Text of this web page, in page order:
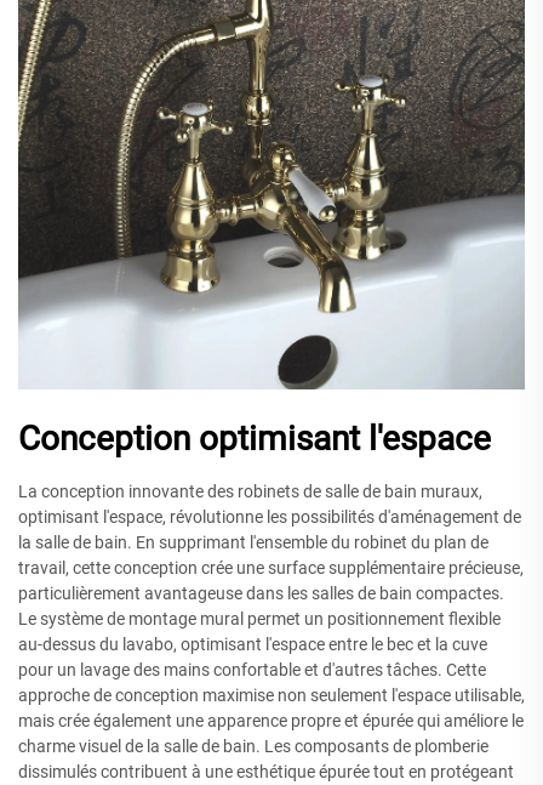
Conception optimisant l'espace
La conception innovante des robinets de salle de bain muraux,
optimisant l'espace, révolutionne les possibilités d'aménagement de
la salle de bain. En supprimant l'ensemble du robinet du plan de
travail, cette conception crée une surface supplémentaire précieuse,
particulièrement avantageuse dans les salles de bain compactes.
Le système de montage mural permet un positionnement flexible
au-dessus du lavabo, optimisant l'espace entre le bec et la cuve
pour un lavage des mains confortable et d'autres tâches. Cette
approche de conception maximise non seulement l'espace utilisable,
mais crée également une apparence propre et épurée qui améliore le
charme visuel de la salle de bain. Les composants de plomberie
dissimulés contribuent à une esthétique épurée tout en protégeant